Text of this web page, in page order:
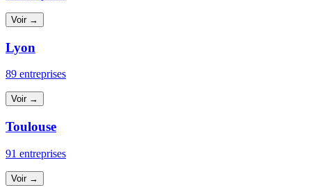
Voir →
Lyon
89 entreprises
Voir →
Toulouse
91 entreprises
Voir →